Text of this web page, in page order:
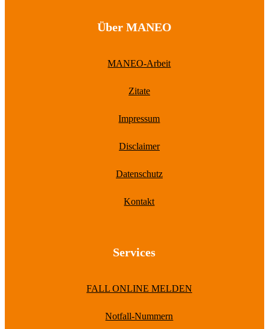
Über MANEO
MANEO-Arbeit
Zitate
Impressum
Disclaimer
Datenschutz
Kontakt
Services
FALL ONLINE MELDEN
Notfall-Nummern